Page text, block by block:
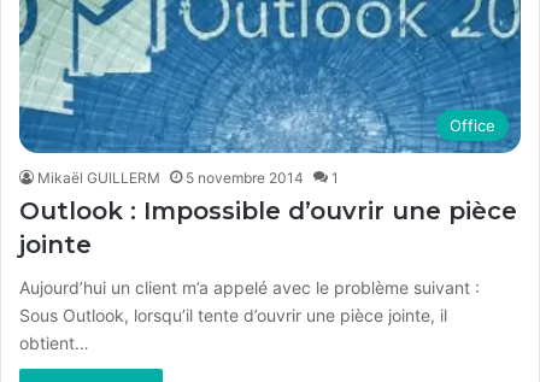
Office
Mikaël GUILLERM 5 novembre 2014 1
Outlook : Impossible d’ouvrir une pièce
jointe
Aujourd’hui un client m’a appelé avec le problème suivant :
Sous Outlook, lorsqu’il tente d’ouvrir une pièce jointe, il
obtient…